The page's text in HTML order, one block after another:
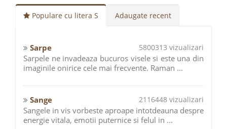
Populare cu litera S Adaugate recent
Sarpe 5800313 vizualizari
Sarpele ne invadeaza bucuros visele si este una din
imaginile onirice cele mai frecvente. Raman ...
Sange 2116448 vizualizari
Sangele in vis vorbeste aproape intotdeauna despre
energie vitala, emotii puternice si felul in ...